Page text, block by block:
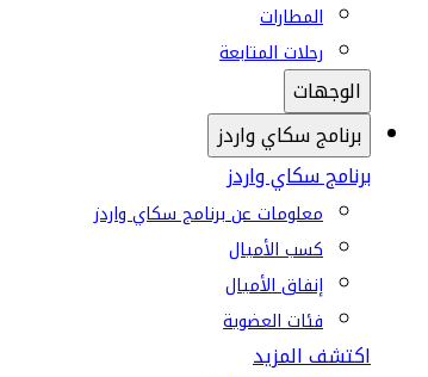
المطارات
رحلات المتابعة
الوجهات
برنامج سكاي واردز
برنامج سكاي واردز
معلومات عن برنامج سكاي واردز
كسب الأميال
إنفاق الأميال
فئات العضوية
اكتشف المزيد